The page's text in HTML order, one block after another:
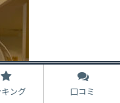
キング 口コミ